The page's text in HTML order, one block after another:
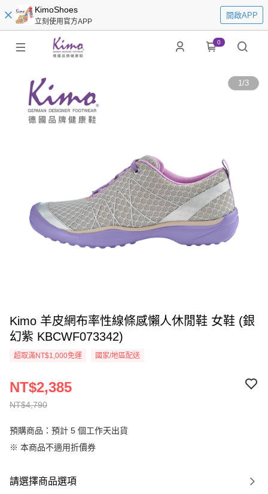
KimoShoes
立刻使用官方APP
開啟APP
0
1/3
Kimo 羊皮網布率性線條感懶人休閒鞋 女鞋 (銀
幻紫 KBCWF073342)
超取滿NT$1,000免運 國家/地區配送
NT$4,790
NT$2,385
預購商品：預計 5 個工作天出貨
※ 本商品不適用折價券
請選擇商品選項